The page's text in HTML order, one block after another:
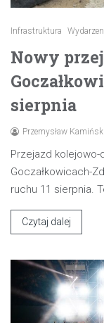
Infrastruktura
Nowy
sierpnia
Przemysław Kamiński
Przejazd
Goczałkowicach-
ruchu 11 sierpnia.
Czytaj dalej